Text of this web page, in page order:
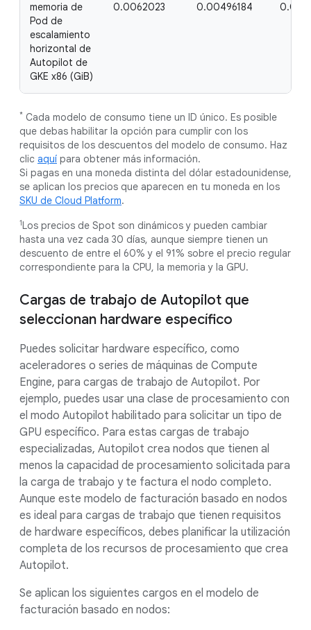
memoria de
Pod de
escalamiento
horizontal de
Autopilot de
GKE x86 (GiB)
0.0062023
0.00496184
* Cada modelo de consumo tiene un ID único. Es posible
que debas habilitar la opción para cumplir con los
requisitos de los descuentos del modelo de consumo. Haz
clic aquí para obtener más información.
Si pagas en una moneda distinta del dólar estadounidense,
se aplican los precios que aparecen en tu moneda en los
SKU de Cloud Platform.
1Los precios de Spot son dinámicos y pueden cambiar
hasta una vez cada 30 días, aunque siempre tienen un
descuento de entre el 60% y el 91% sobre el precio regular
correspondiente para la CPU, la memoria y la GPU.
Cargas de trabajo de Autopilot que
seleccionan hardware específico
Puedes solicitar hardware específico, como
aceleradores o series de máquinas de Compute
Engine, para cargas de trabajo de Autopilot. Por
ejemplo, puedes usar una clase de procesamiento con
el modo Autopilot habilitado para solicitar un tipo de
GPU específico. Para estas cargas de trabajo
especializadas, Autopilot crea nodos que tienen al
menos la capacidad de procesamiento solicitada para
la carga de trabajo y te factura el nodo completo.
Aunque este modelo de facturación basado en nodos
es ideal para cargas de trabajo que tienen requisitos
de hardware específicos, debes planificar la utilización
completa de los recursos de procesamiento que crea
Autopilot.
Se aplican los siguientes cargos en el modelo de
facturación basado en nodos: